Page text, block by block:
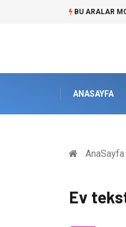
BU ARALAR
ANASAYFA
AnaSayfa
Ev